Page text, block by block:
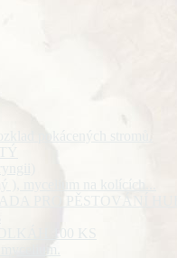
pokácených stromů.
), mycelium na kolících...
PRO PĚSTOVÁNÍ HUB
100 KS